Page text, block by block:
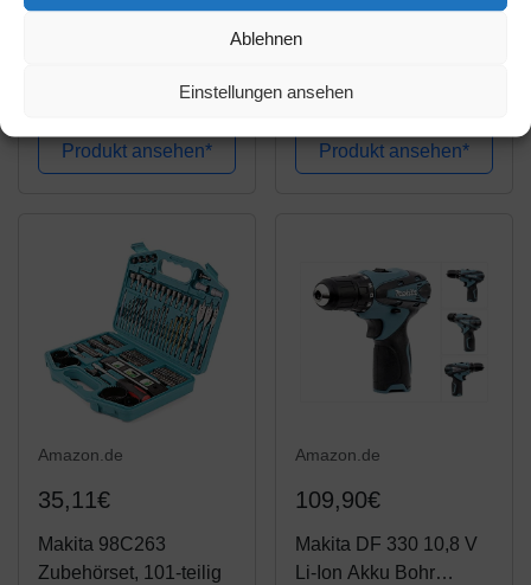
Ablehnen
Einstellungen ansehen
Schlagbohrschrauber-
Produkt ansehen*
81tlg. Zubehör, 6 W, 3.6
Produkt ansehen*
Amazon.de
35,11€
Makita 98C263
Zubehörset, 101-teilig
Amazon.de
109,90€
Makita DF 330 10,8 V
Li-Ion Akku Bohr